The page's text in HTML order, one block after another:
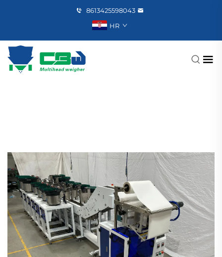
8613425598043
HR